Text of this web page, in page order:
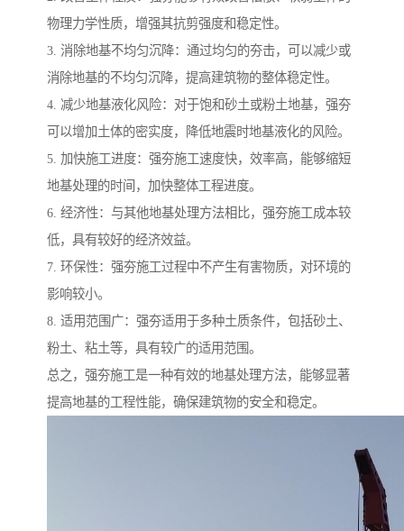
物理力学性质，增强其抗剪强度和稳定性。
3. 消除地基不均匀沉降：通过均匀的夯击，可以减少或
消除地基的不均匀沉降，提高建筑物的整体稳定性。
4. 减少地基液化风险：对于饱和砂土或粉土地基，强夯
可以增加土体的密实度，降低地震时地基液化的风险。
5. 加快施工进度：强夯施工速度快，效率高，能够缩短
地基处理的时间，加快整体工程进度。
6. 经济性：与其他地基处理方法相比，强夯施工成本较
低，具有较好的经济效益。
7. 环保性：强夯施工过程中不产生有害物质，对环境的
影响较小。
8. 适用范围广：强夯适用于多种土质条件，包括砂土、
粉土、粘土等，具有较广的适用范围。
总之，强夯施工是一种有效的地基处理方法，能够显著
提高地基的工程性能，确保建筑物的安全和稳定。